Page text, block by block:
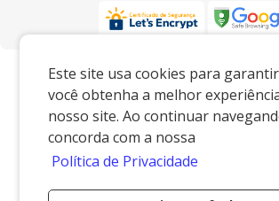
Este site usa cookies para
você obtenha a melhor
nosso site. Ao continuar
concorda com a nossa
Política de Privacidade
Preços e condições exclusivos
www.xingoembalagens.com.br e para o
sofrer alterações sem prévia
Xingó Embalagens|62.438.429/
www.xingoembalagens.com.br| Rodovia
s/n - Borda da Mata - Jaguariúna/SP - 13916-